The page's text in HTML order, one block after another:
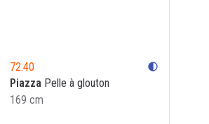
72.40 contrast
Piazza Pelle à glouton
169 cm